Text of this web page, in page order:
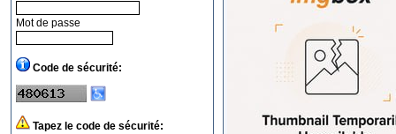
Mot de passe
Code de sécurité:
Tapez le code de sécurité: